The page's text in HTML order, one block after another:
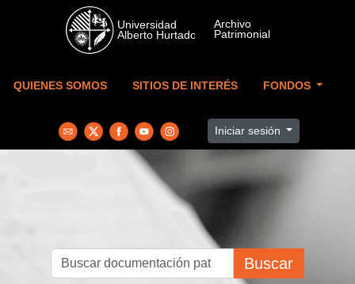
Skip to main content
QUIENES SOMOS SITIOS DE INTERÉS FONDOS
Iniciar sesión
Buscar